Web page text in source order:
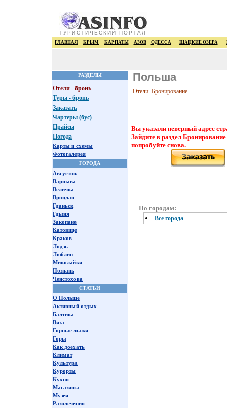
ТУРИСТИЧЕСКИЙ ПОРТАЛ
ГЛАВНАЯ КРЫМ КАРПАТЫ АЗОВ ОДЕССА ШАЦКИЕ ОЗЕРА
РАЗДЕЛЫ Польша
Отели - бронь
Туры - бронь
Заказать
Чартеры (бус)
Прайсы
Погода
Карты и схемы
Фотогалерея
ГОРОДА
Августов
Варшава
Величка
Вроцлав
Гданьск
Гдыня
Закопане
Катовице
Краков
Лодзь
Люблин
Миколайки
Познань
Ченстохова
СТАТЬИ
О Польше
Активный отдых
Балтика
Виза
Горные лыжи
Горы
Как доехать
Климат
Культура
Курорты
Кухня
Магазины
Музеи
Развлечения
Отели. Бронирование
Вы указали неверный адрес
Зайдите в раздел
попробуйте снова.
По городам:
Все города